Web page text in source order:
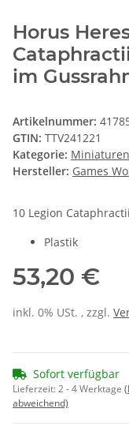
Horus
im
Artikelnummer:
GTIN: TTV241221
Kategorie: Miniaturen
Hersteller: Games
10 Legion
Plastik
53,20 €
inkl. 0% USt. , zzgl.
Sofort verfügbar
Lieferzeit:2 - 4 Werktage
abweichend)